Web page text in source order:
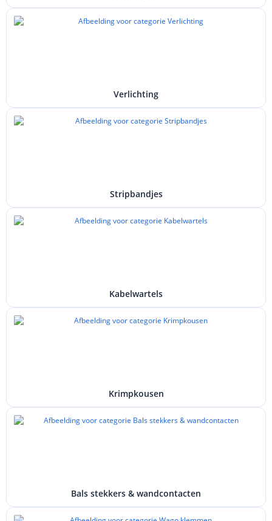
Verlichting
Stripbandjes
Kabelwartels
Krimpkousen
Bals stekkers & wandcontacten